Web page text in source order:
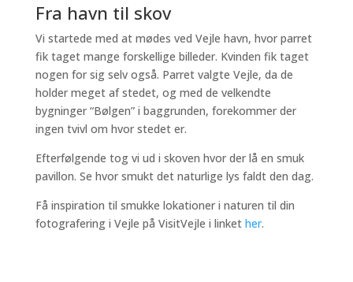
Fra havn til skov
Vi startede med at mødes ved Vejle havn, hvor parret
fik taget mange forskellige billeder. Kvinden fik taget
nogen for sig selv også. Parret valgte Vejle, da de
holder meget af stedet, og med de velkendte
bygninger “Bølgen” i baggrunden, forekommer der
ingen tvivl om hvor stedet er.
Efterfølgende tog vi ud i skoven hvor der lå en smuk
pavillon. Se hvor smukt det naturlige lys faldt den dag.
Få inspiration til smukke lokationer i naturen til din
fotografering i Vejle på VisitVejle i linket her.